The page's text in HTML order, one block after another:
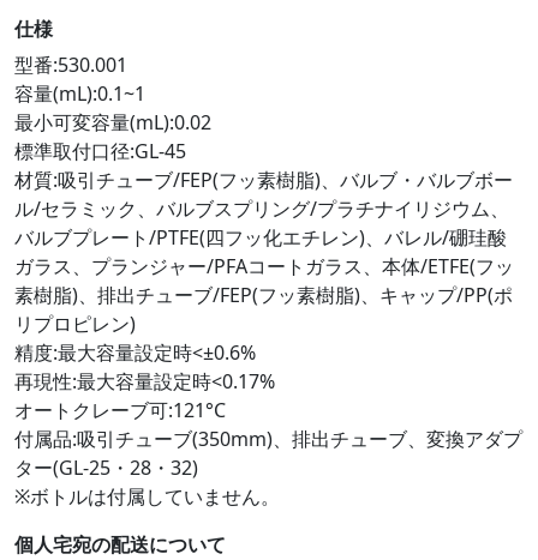
仕様
型番:530.001
容量(mL):0.1~1
最小可変容量(mL):0.02
標準取付口径:GL-45
材質:吸引チューブ/FEP(フッ素樹脂)、バルブ・バルブボー
ル/セラミック、バルブスプリング/プラチナイリジウム、
バルブプレート/PTFE(四フッ化エチレン)、バレル/硼珪酸
ガラス、プランジャー/PFAコートガラス、本体/ETFE(フッ
素樹脂)、排出チューブ/FEP(フッ素樹脂)、キャップ/PP(ポ
リプロピレン)
精度:最大容量設定時<±0.6%
再現性:最大容量設定時<0.17%
オートクレーブ可:121°C
付属品:吸引チューブ(350mm)、排出チューブ、変換アダプ
ター(GL-25・28・32)
※ボトルは付属していません。
個人宅宛の配送について